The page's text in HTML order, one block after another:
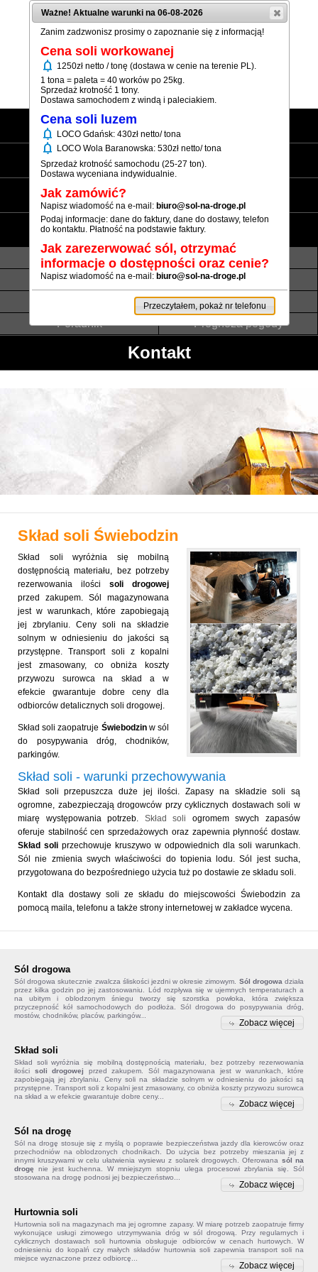
(+48) 12 333 73 21
Strona główna
Sól workowana
Sól luzem
Informacje
Transport luzem
Termin realizacji
Płatność
Atesty i referencje
Poradnik
Prognoza pogody
Kontakt
Skład soli Świebodzin
Skład soli wyróżnia się mobilną
dostępnością materiału, bez potrzeby
rezerwowania ilości soli drogowej
przed zakupem. Sól magazynowana
jest w warunkach, które zapobiegają
jej zbrylaniu. Ceny soli na składzie
solnym w odniesieniu do jakości są
przystępne. Transport soli z kopalni
jest zmasowany, co obniża koszty
przywozu surowca na skład a w
efekcie gwarantuje dobre ceny dla
odbiorców detalicznych soli drogowej.
Skład soli zaopatruje Świebodzinw sól
do posypywania dróg, chodników,
parkingów.
Skład soli - warunki przechowywania
Skład soli przepuszcza duże jej ilości. Zapasy na składzie soli są
ogromne, zabezpieczają drogowców przy cyklicznych dostawach soli w
miarę występowania potrzeb. Skład soli ogromem swych zapasów
oferuje stabilność cen sprzedażowych oraz zapewnia płynność dostaw.
Skład soli przechowuje kruszywo w odpowiednich dla soli warunkach.
Sól nie zmienia swych właściwości do topienia lodu. Sól jest sucha,
przygotowana do bezpośredniego użycia tuż po dostawie ze składu soli.
Kontakt dla dostawy soli ze składu do miejscowości Świebodzin za
pomocą maila, telefonu a także strony internetowej w zakładce wycena.
Sól drogowa
Sól drogowa skutecznie zwalcza śliskości jezdni w okresie zimowym. Sól drogowa działa
przez kilka godzin po jej zastosowaniu. Lód rozpływa się w ujemnych temperaturach a
na ubitym i oblodzonym śniegu tworzy się szorstka powłoka, która zwiększa
przyczepność kół samochodowych do podłoża. Sól drogowa do posypywania dróg,
mostów, chodników, placów, parkingów...
Zobacz więcej
Skład soli
Skład soliwyróżnia się mobilną dostępnością materiału, bez potrzeby rezerwowania
ilości soli drogowej przed zakupem. Sól magazynowana jest w warunkach, które
zapobiegają jej zbrylaniu. Ceny soli na składzie solnym w odniesieniu do jakości są
przystępne. Transport soli z kopalni jest zmasowany, co obniża koszty przywozu surowca
na skład a w efekcie gwarantuje dobre ceny...
Zobacz więcej
Sól na drogę
Sól na drogę stosuje się z myślą o poprawie bezpieczeństwa jazdy dla kierowców oraz
przechodniów na oblodzonych chodnikach. Do użycia bez potrzeby mieszania jej z
innymi kruszywami w celu ułatwienia wysiewu z solarek drogowych. Oferowana sól na
drogę nie jest kuchenna. W mniejszym stopniu ulega procesowi zbrylania się. Sól
stosowana na drogę podnosi jej bezpieczeństwo...
Zobacz więcej
Hurtownia soli
Hurtownia soli na magazynach ma jej ogromne zapasy. W miarę potrzeb zaopatruje firmy
wykonujące usługi zimowego utrzymywania dróg w sól drogową. Przy regularnych i
cyklicznych dostawach soli hurtownia obsługuje odbiorców w cenach hurtowych. W
odniesieniu do kopalń czy małych składów hurtownia solizapewnia transport soli na
miejsce wyznaczone przez odbiorcę...
Zobacz więcej
Ważne! Aktualne warunki na 06-08-2026
Zanim zadzwonisz prosimy o zapoznanie się z informacją!
Cena soli workowanej
notifications 1250zł netto / tonę (dostawa w cenie na terenie PL).
1 tona = paleta = 40 worków po 25kg.
Sprzedaż krotność 1 tony.
Dostawa samochodem z windą i paleciakiem.
Cena soli luzem
notifications LOCO Gdańsk: 430zł netto/ tona
notifications LOCO Wola Baranowska: 530zł netto/ tona
Sprzedaż krotność samochodu (25-27 ton).
Dostawa wyceniana indywidualnie.
Jak zamówić?
Napisz wiadomość na e-mail: biuro@sol-na-droge.pl
Podaj informacje: dane do faktury, dane do dostawy, telefon
do kontaktu. Płatność na podstawie faktury.
Jak zarezerwować sól, otrzymać
informacje o dostępności oraz cenie?
Napisz wiadomość na e-mail: biuro@sol-na-droge.pl
Przeczytałem, pokaż nr telefonu